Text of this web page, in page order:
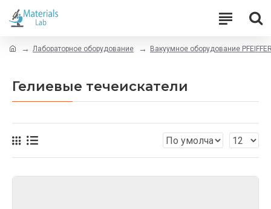
Лабораторное оборудование Вакуумное оборудование
Гелиевые течеискатели